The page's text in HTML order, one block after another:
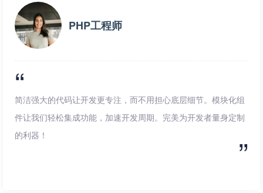
PHP工程师
简洁强大的代码让开发更专注，而不用担心底层细节。模块化组
件让我们轻松集成功能，加速开发周期。完美为开发者量身定制
的利器！